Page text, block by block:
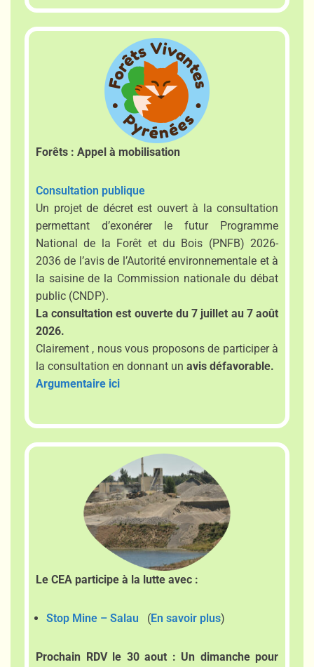
Forêts : Appel à mobilisation
Consultation publique
Un projet de décret est ouvert à la consultation
permettant d’exonérer le futur Programme
National de la Forêt et du Bois (PNFB) 2026-
2036 de l’avis de l’Autorité environnementale et à
la saisine de la Commission nationale du débat
public (CNDP).
La consultation est ouverte du 7 juillet au 7 août
2026.
Clairement , nous vous proposons de participer à
la consultation en donnant un avis défavorable.
Argumentaire ici
Le CEA participe à la lutte avec :
Stop Mine – Salau (En savoir plus)
Prochain RDV le 30 aout : Un dimanche pour